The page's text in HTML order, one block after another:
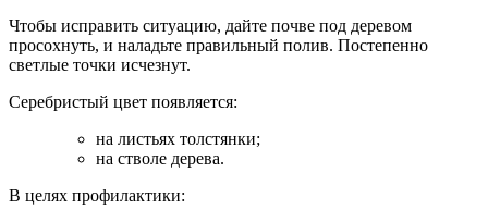
Чтобы исправить ситуацию, дайте почве под деревом
просохнуть, и наладьте правильный полив. Постепенно
светлые точки исчезнут.
Серебристый цвет появляется:
на листьях толстянки;
на стволе дерева.
В целях профилактики: